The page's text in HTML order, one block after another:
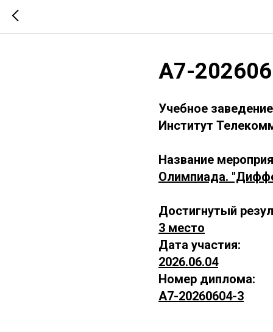
А7-
Учебное
Институт
Название
Олимпиада.
Достигнутый
3 место
Дата участия:
2026.06.04
Номер диплома:
А7-20260604-3